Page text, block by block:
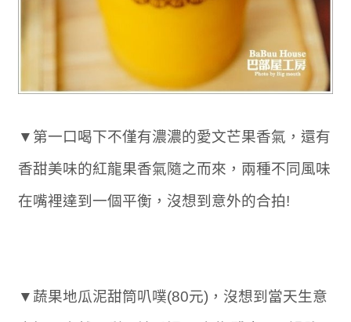
▼第一口喝下不僅有濃濃的愛文芒果香氣，還有
香甜美味的紅龍果香氣隨之而來，兩種不同風味
在嘴裡達到一個平衡，沒想到意外的合拍!
▼蔬果地瓜泥甜筒叭噗(80元)，沒想到當天生意